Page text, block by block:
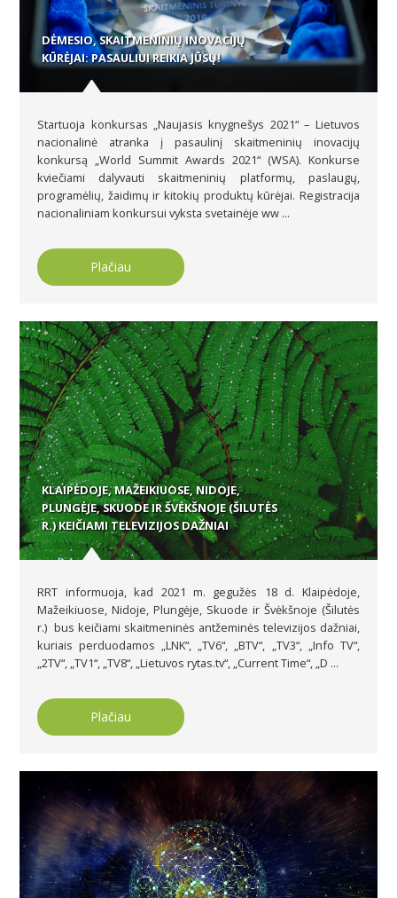
DĖMESIO, SKAITMENINIŲ INOVACIJŲ
KŪRĖJAI: PASAULIUI REIKIA JŪSŲ!
Startuoja konkursas „Naujasis knygnešys 2021“ – Lietuvos
nacionalinė atranka į pasaulinį skaitmeninių inovacijų
konkursą „World Summit Awards 2021“ (WSA). Konkurse
kviečiami dalyvauti skaitmeninių platformų, paslaugų,
programėlių, žaidimų ir kitokių produktų kūrėjai. Registracija
nacionaliniam konkursui vyksta svetainėje ww ...
Plačiau
KLAIPĖDOJE, MAŽEIKIUOSE, NIDOJE,
PLUNGĖJE, SKUODE IR ŠVĖKŠNOJE (ŠILUTĖS
R.) KEIČIAMI TELEVIZIJOS DAŽNIAI
RRT informuoja, kad 2021 m. gegužės 18 d. Klaipėdoje,
Mažeikiuose, Nidoje, Plungėje, Skuode ir Švėkšnoje (Šilutės
r.) bus keičiami skaitmeninės antžeminės televizijos dažniai,
kuriais perduodamos „LNK“, „TV6“, „BTV“, „TV3“, „Info TV“,
„2TV“, „TV1“, „TV8“, „Lietuvos rytas.tv“, „Current Time“, „D ...
Plačiau